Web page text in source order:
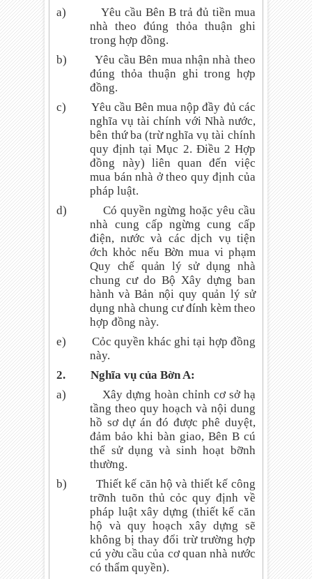
a)
Yêu cầu Bên B trả đủ tiền mua
nhà theo đúng thỏa thuận ghi
trong hợp đồng.
b)
Yêu cầu Bên mua nhận nhà theo
đúng thỏa thuận ghi trong hợp
đồng.
c)
Yêu cầu Bên mua nộp đầy đủ các
nghĩa vụ tài chính với Nhà nước,
bên thứ ba (trừ nghĩa vụ tài chính
quy định tại Mục 2. Điều 2 Hợp
đồng này) liên quan đến việc
mua bán nhà ở theo quy định của
pháp luật.
d)
Có quyền ngừng hoặc yêu cầu
nhà cung cấp ngừng cung cấp
điện, nước và các dịch vụtiện
ớch khỏc nếu Bờn mua vi phạm
Quy chế quản lý sử dụng nhà
chung cư do Bộ Xây dựng ban
hành và Bản nội quy quản lý sử
dụng nhà chung cư đính kèm theo
hợp đồng này.
e)
Cỏc quyền khác ghi tại hợp đồng
này.
2.
Nghĩa vụ của Bờn A:
a)
Xây dựng hoàn chỉnh cơ sở hạ
tầng theo quy hoạch và nội dung
hồ sơ dự án đó được phê duyệt,
đảm bảo khi bàn giao, Bên B cú
thể sử dụng và sinh hoạt bỡnh
thường.
b)
Thiết kế căn hộ và thiết kế công
trỡnh tuõn thủ cỏc quy định về
pháp luật xây dựng (thiết kế căn
hộ và quy hoạch xây dựng sẽ
không bị thay đổi trừ trường hợp
cú yờu cầu của cơ quan nhà nước
có thẩm quyền).